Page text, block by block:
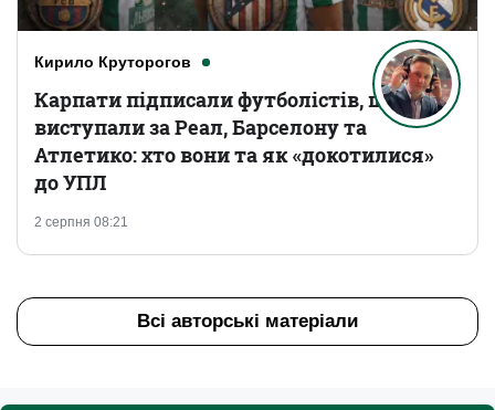
Кирило Круторогов
2 серпня 08:21
Карпати підписали футболістів, що
виступали за Реал, Барселону та
Атлетико: хто вони та як «докотилися»
до УПЛ
Всі авторські матеріали